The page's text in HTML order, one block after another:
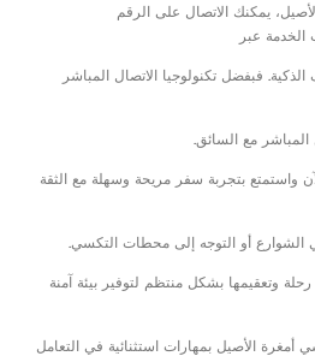
يمكنك الاتصال على الرقم
فبفضل تكنولوجيا الاتصال المباشر
مع السائق.
واستمتع بتجربة سفر مريحة وسهلة مع الثقة
الشوارع أو التوجه إلى محطات التكسي.
وتعقيمها بشكل منتظم لتوفير بيئة آمنة
أمغرة الأصيل بمهارات استثنائية في التعامل